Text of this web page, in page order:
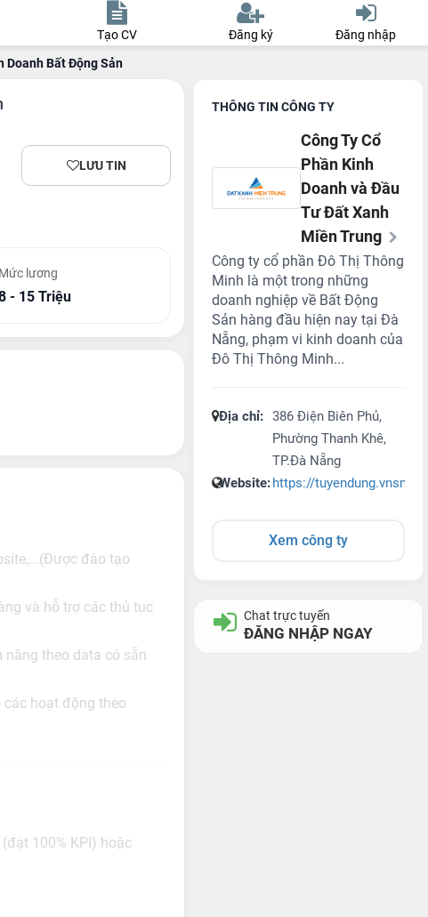
Tạo CV Đăng ký Đăng nhập
Doanh Bất Động Sản
LƯU TIN
Mức lương
- 15 Triệu
đào tạo
và hỗ trợ các thủ tục
theo data có sẵn
hoạt động theo
100% KPI) hoặc
THÔNG TIN CÔNG TY
Công Ty Cổ
Phần Kinh
Doanh và Đầu
Tư Đất Xanh
Miền Trung
Công ty cổ phần Đô Thị Thông
Minh là một trong những
doanh nghiệp về Bất Động
Sản hàng đầu hiện nay tại Đà
Nẵng, phạm vi kinh doanh của
Đô Thị Thông Minh...
Địa chỉ: 386 Điện Biên Phủ,
Phường Thanh Khê,
TP.Đà Nẵng
Website:https://
Xem công ty
Chat trực tuyến
ĐĂNG NHẬP NGAY